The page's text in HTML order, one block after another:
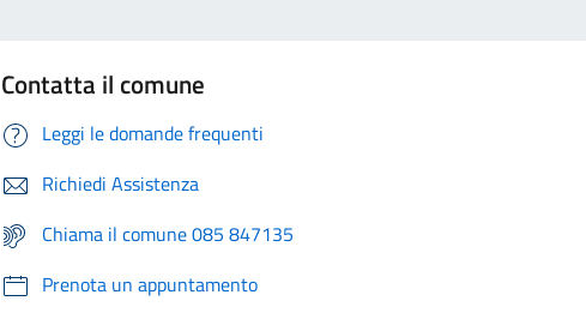
Contatta il comune
Leggi le domande frequenti
Richiedi Assistenza
Chiama il comune 085 847135
Prenota un appuntamento